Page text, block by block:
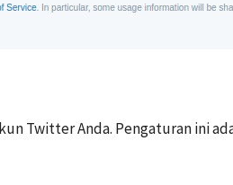
Twitter Anda. Pengaturan ini